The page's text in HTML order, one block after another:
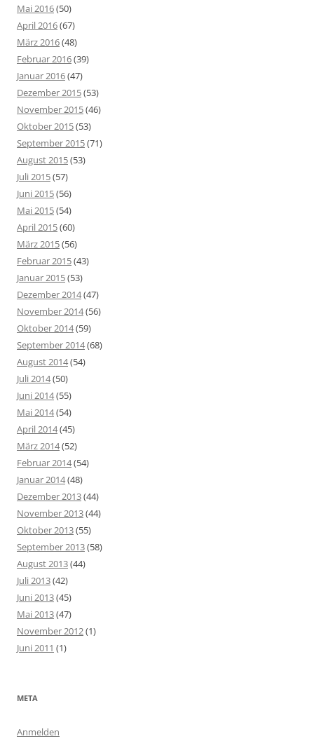
Mai 2016(50)
April 2016(67)
März 2016(48)
Februar 2016(39)
Januar 2016(47)
Dezember 2015(53)
November 2015(46)
Oktober 2015(53)
September 2015(71)
August 2015(53)
Juli 2015(57)
Juni 2015(56)
Mai 2015(54)
April 2015(60)
März 2015(56)
Februar 2015(43)
Januar 2015(53)
Dezember 2014(47)
November 2014(56)
Oktober 2014(59)
September 2014(68)
August 2014(54)
Juli 2014(50)
Juni 2014(55)
Mai 2014(54)
April 2014(45)
März 2014(52)
Februar 2014(54)
Januar 2014(48)
Dezember 2013(44)
November 2013(44)
Oktober 2013(55)
September 2013(58)
August 2013(44)
Juli 2013(42)
Juni 2013(45)
Mai 2013(47)
November 2012(1)
Juni 2011 (1)
META
Anmelden